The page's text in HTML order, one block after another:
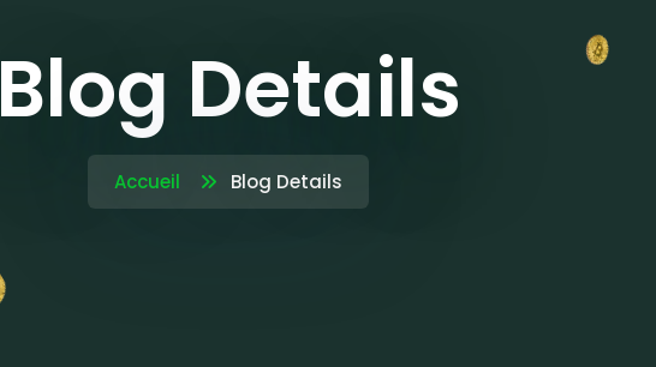
Blog Details
Accueil Blog Details